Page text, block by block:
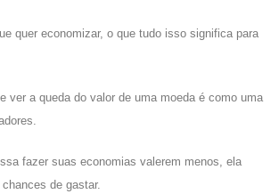
quer economizar, o que tudo isso significa para
ver a queda do valor de uma moeda é como uma
fazer suas economias valerem menos, ela
de gastar.